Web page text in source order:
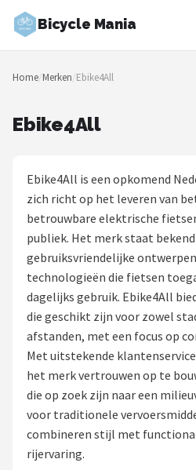
Bicycle Mania
Zoeken
NAVIGATIE
Blog
Fietsroutes
Kinderfietsen
Stadsfietsen
Elektrische fietsen
Mountainbikes
Shop
Home/Merken/Ebike4All
Ebike4All
Ebike4All is een opkomend
zich richt op het leveren van
betrouwbare elektrische
publiek. Het merk staat
gebruiksvriendelijke
technologieën die fietsen
dagelijks gebruik. Ebike4All
die geschikt zijn voor zowel
afstanden, met een focus op
Met uitstekende
het merk vertrouwen op te
die op zoek zijn naar een
voor traditionele
combineren stijl met
rijervaring.